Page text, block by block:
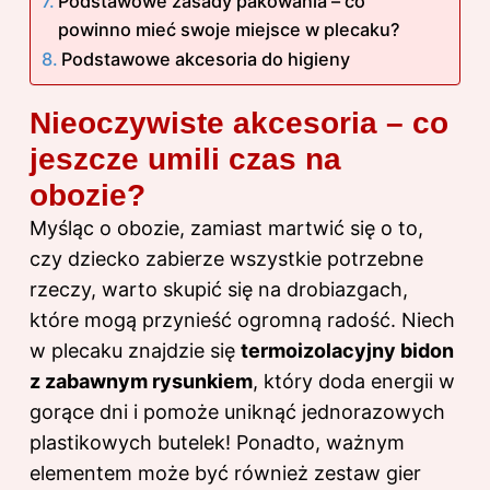
powinno mieć swoje miejsce w plecaku?
Podstawowe akcesoria do higieny
Nieoczywiste akcesoria – co
jeszcze umili czas na
obozie?
Myśląc o obozie, zamiast martwić się o to,
czy dziecko zabierze wszystkie potrzebne
rzeczy, warto skupić się na drobiazgach,
które mogą przynieść ogromną radość. Niech
w plecaku znajdzie się termoizolacyjny bidon
z zabawnym rysunkiem, który doda energii w
gorące dni i pomoże uniknąć jednorazowych
plastikowych butelek! Ponadto, ważnym
elementem może być również zestaw gier